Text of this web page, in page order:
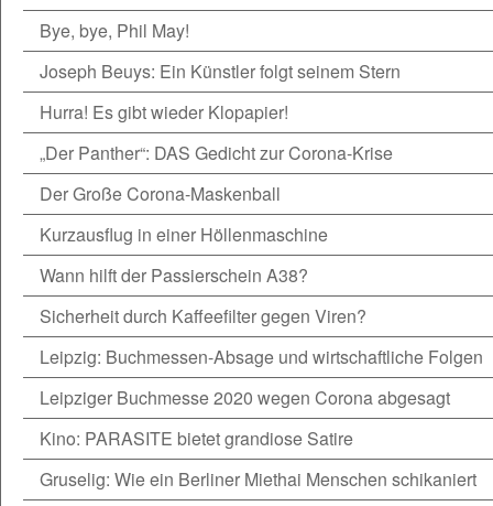
Bye, bye, Phil May!
Joseph Beuys: Ein Künstler folgt seinem Stern
Hurra! Es gibt wieder Klopapier!
„Der Panther“: DAS Gedicht zur Corona-Krise
Der Große Corona-Maskenball
Kurzausflug in einer Höllenmaschine
Wann hilft der Passierschein A38?
Sicherheit durch Kaffeefilter gegen Viren?
Leipzig: Buchmessen-Absage und wirtschaftliche Folgen
Leipziger Buchmesse 2020 wegen Corona abgesagt
Kino: PARASITE bietet grandiose Satire
Gruselig: Wie ein Berliner Miethai Menschen schikaniert